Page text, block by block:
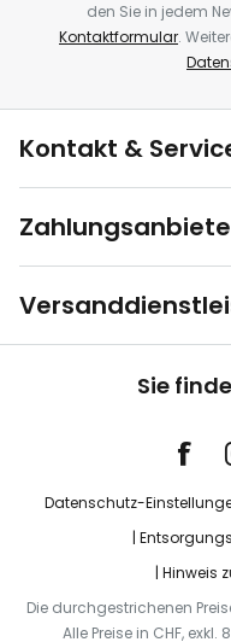
den Sie in jedem
Kontaktformular.
Kontakt &
Sie
Datenschutz-
Hinweis
Die durchgestrichenen
Alle Preise in CHF,